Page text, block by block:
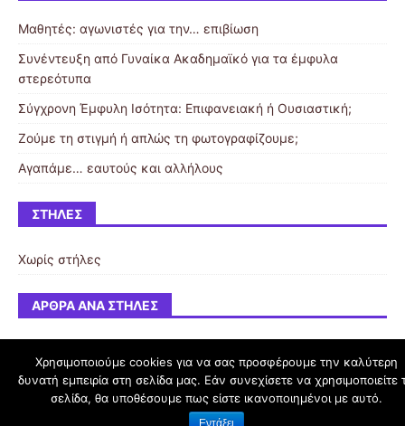
Μαθητές: αγωνιστές για την… επιβίωση
Συνέντευξη από Γυναίκα Ακαδημαϊκό για τα έμφυλα
στερεότυπα
Σύγχρονη Έμφυλη Ισότητα: Επιφανειακή ή Ουσιαστική;
Ζούμε τη στιγμή ή απλώς τη φωτογραφίζουμε;
Αγαπάμε… εαυτούς και αλλήλους
ΣΤΉΛΕΣ
Χωρίς στήλες
ΆΡΘΡΑ ΑΝΆ ΣΤΉΛΕΣ
schoolpress.sch.gr
Χρησιμοποιούμε cookies για να σας προσφέρουμε την καλύτερη
δυνατή εμπειρία στη σελίδα μας. Εάν συνεχίσετε να χρησιμοποιείτε
σελίδα, θα υποθέσουμε πως είστε ικανοποιημένοι με αυτό.
Εντάξει